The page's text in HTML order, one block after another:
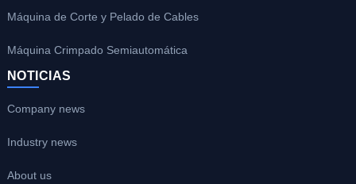
Máquina de Corte y Pelado de Cables
Máquina Crimpado Semiautomática
NOTICIAS
Company news
Industry news
About us